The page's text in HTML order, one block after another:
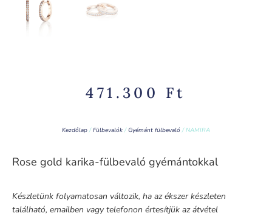
471.300 Ft
Kezdőlap/Fülbevalók/Gyémánt fülbevaló / NAMIRA
Rose gold karika-fülbevaló gyémántokkal
Készletünk folyamatosan változik, ha az ékszer készleten
található, emailben vagy telefonon értesítjük az átvétel